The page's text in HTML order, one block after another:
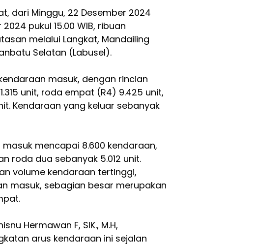
dari Minggu, 22 Desember 2024
pukul 15.00 WIB, ribuan
melalui Langkat, Mandailing
Selatan (Labusel).
masuk, dengan rincian
unit, roda empat (R4) 9.425 unit,
Kendaraan yang keluar sebanyak
mencapai 8.600 kendaraan,
roda dua sebanyak 5.012 unit.
volume kendaraan tertinggi,
masuk, sebagian besar merupakan
Hermawan F, SIK., M.H,
arus kendaraan ini sejalan